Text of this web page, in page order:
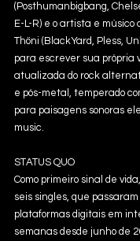
(Posthumanbigbang,
E-L-R) e o artista e músico
Thöni (BlackYard, Pless,
para escrever sua própria
atualizada do rock
e pós-metal, temperado
para paisagens sonoras
music.
STATUS QUO
Como primeiro sinal de
seis singles, que
plataformas digitais em
semanas desde junho de